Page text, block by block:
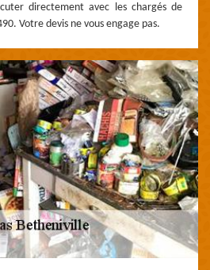
directement avec les chargés de
Votre devis ne vous engage pas.